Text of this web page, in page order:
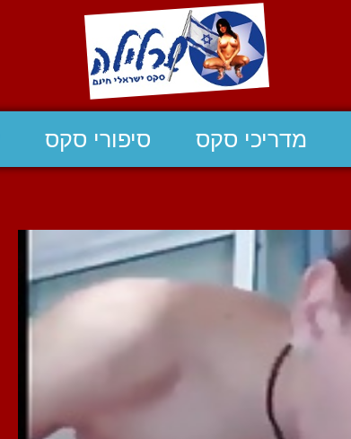
מדריכי סקס סיפורי סקס